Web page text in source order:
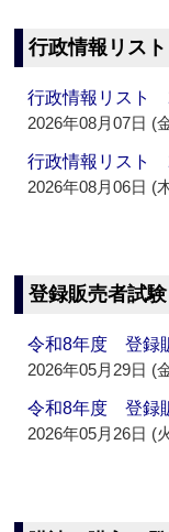
行政情報リスト
行政情報リスト
2026年08月07日 (
行政情報リスト
2026年08月06日 (
登録販売者試
令和8年度 登録
2026年05月29日 (
令和8年度 登録
2026年05月26日 (